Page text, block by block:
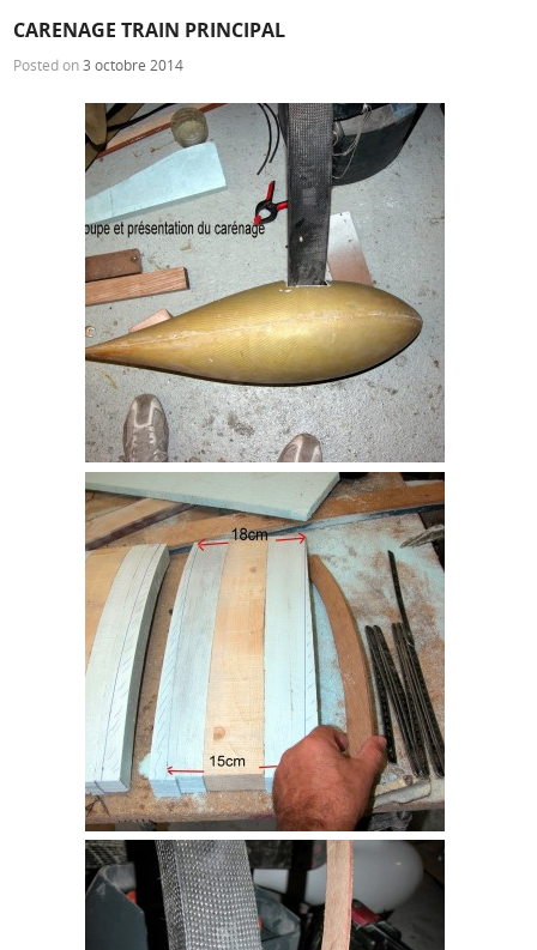
CARENAGE TRAIN PRINCIPAL
Posted on3 octobre 2014